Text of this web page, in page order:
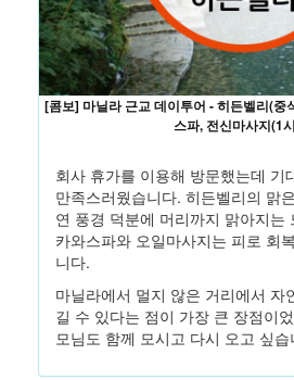
[콤보] 마닐라 근교 데이투어 - 히든벨리(중
스파, 전신마사지(1
회사 휴가를 이용해 방문했는데 기
만족스러웠습니다. 히든벨리의 맑
연 풍경 덕분에 머리까지 맑아지는
카와스파와 오일마사지는 피로 회
니다.
마닐라에서 멀지 않은 거리에서 자
길 수 있다는 점이 가장 큰 장점이
모님도 함께 모시고 다시 오고 싶습